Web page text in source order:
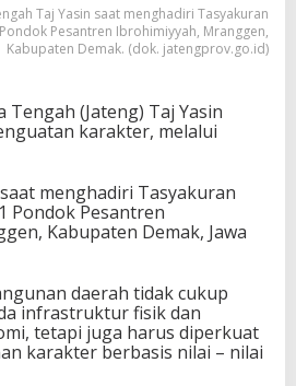
Taj Yasin saat menghadiri Tasyakuran
Pesantren Ibrohimiyyah, Mranggen,
Kabupaten Demak. (dok. jatengprov.go.id)
Tengah (Jateng) Taj Yasin
karakter, melalui
menghadiri Tasyakuran
Pondok Pesantren
Kabupaten Demak, Jawa
daerah tidak cukup
infrastruktur fisik dan
tetapi juga harus diperkuat
karakter berbasis nilai – nilai